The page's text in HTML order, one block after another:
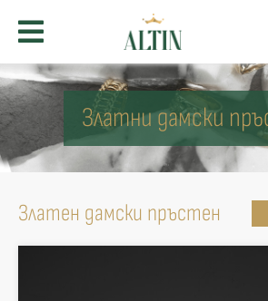
Златни дамски
Златен дамски пръстен